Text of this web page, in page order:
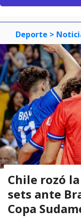
Deporte >
Chile rozó
sets ante
Copa